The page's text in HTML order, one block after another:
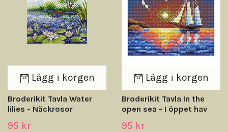
Lägg i korgen
Broderikit Tavla Water
lilies - Näckrosor
95 kr
Lägg i korgen
Broderikit Tavla In the
open sea - I öppet hav
95 kr